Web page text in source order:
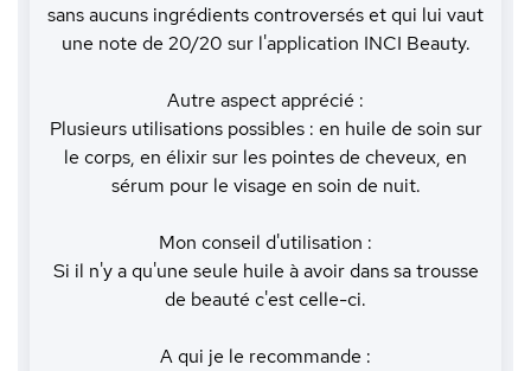
sans aucuns ingrédients controversés et qui lui vaut
une note de 20/20 sur l'application INCI Beauty.
Autre aspect apprécié :
Plusieurs utilisations possibles : en huile de soin sur
le corps, en élixir sur les pointes de cheveux, en
sérum pour le visage en soin de nuit.
Mon conseil d'utilisation :
Si il n'y a qu'une seule huile à avoir dans sa trousse
de beauté c'est celle-ci.
A qui je le recommande :